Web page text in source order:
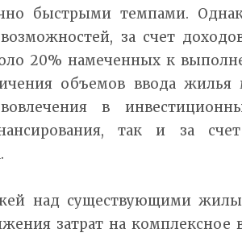
быстрыми темпами.
за счет
20% намеченных к
объемов ввода жилья
в
так и за
над существующими
затрат на комплексное